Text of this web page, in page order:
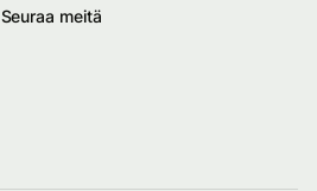
Seuraa meitä